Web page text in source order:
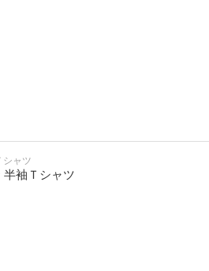
シャツ
袖Ｔシャツ